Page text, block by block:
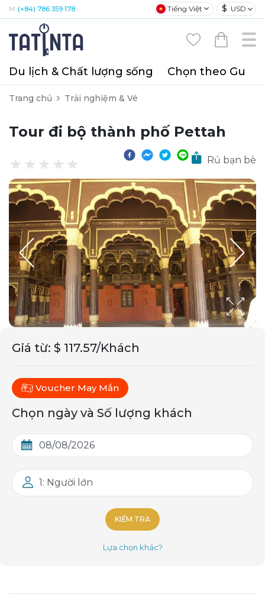
M: (+84) 786 359 178 Tiếng Việt $ USD
Du lịch & Chất lượng sống Chọn theo Gu
Trang chủ Trải nghiệm & Vé
Tour đi bộ thành phố Pettah
Rủ bạn bè
Giá từ: $ 117.57/Khách
Voucher May Mắn
Chọn ngày và Số lượng khách
1: Người lớn
KIỂM TRA
Lựa chọn khác?